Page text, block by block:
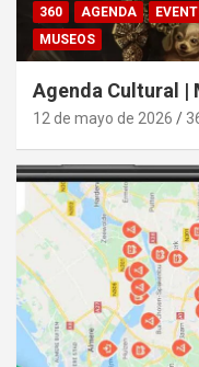
360 AGENDA
MUSEOS
Agenda Cultural |
12 de mayo de 2026